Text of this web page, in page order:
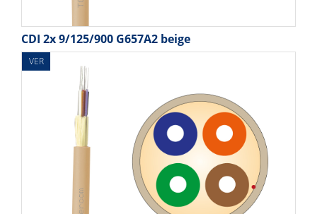
CDI 2x 9/125/900 G657A2 beige
VER